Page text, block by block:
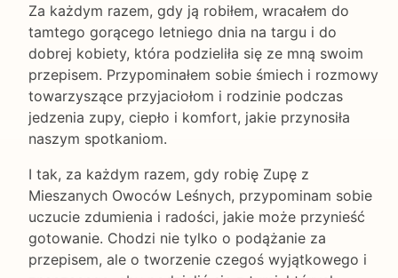
Za każdym razem, gdy ją robiłem, wracałem do
tamtego gorącego letniego dnia na targu i do
dobrej kobiety, która podzieliła się ze mną swoim
przepisem. Przypominałem sobie śmiech i rozmowy
towarzyszące przyjaciołom i rodzinie podczas
jedzenia zupy, ciepło i komfort, jakie przynosiła
naszym spotkaniom.
I tak, za każdym razem, gdy robię Zupę z
Mieszanych Owoców Leśnych, przypominam sobie
uczucie zdumienia i radości, jakie może przynieść
gotowanie. Chodzi nie tylko o podążanie za
przepisem, ale o tworzenie czegoś wyjątkowego i